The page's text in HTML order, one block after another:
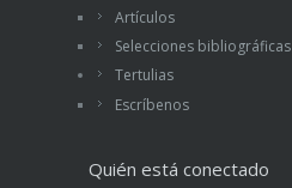
Artículos
Selecciones bibliográficas
Tertulias
Escríbenos
Quién está conectado